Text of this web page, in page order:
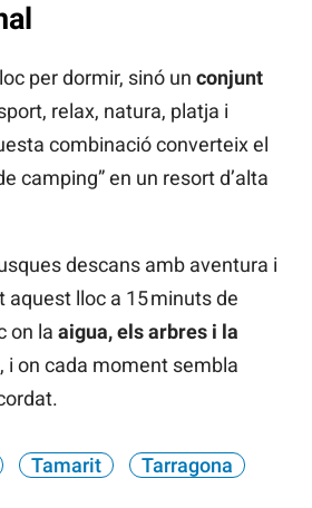
per dormir, sinó un conjunt
relax, natura, platja i
combinació converteix el
camping” en un resort d’alta
descans amb aventura i
aquest lloc a 15 minuts de
on la aigua, els arbres i la
i on cada moment sembla
Tamarit Tarragona